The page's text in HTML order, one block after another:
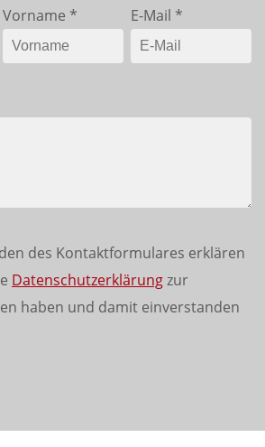
Vorname * E-Mail *
des Kontaktformulares erklären
Datenschutzerklärungzur
haben und damit einverstanden